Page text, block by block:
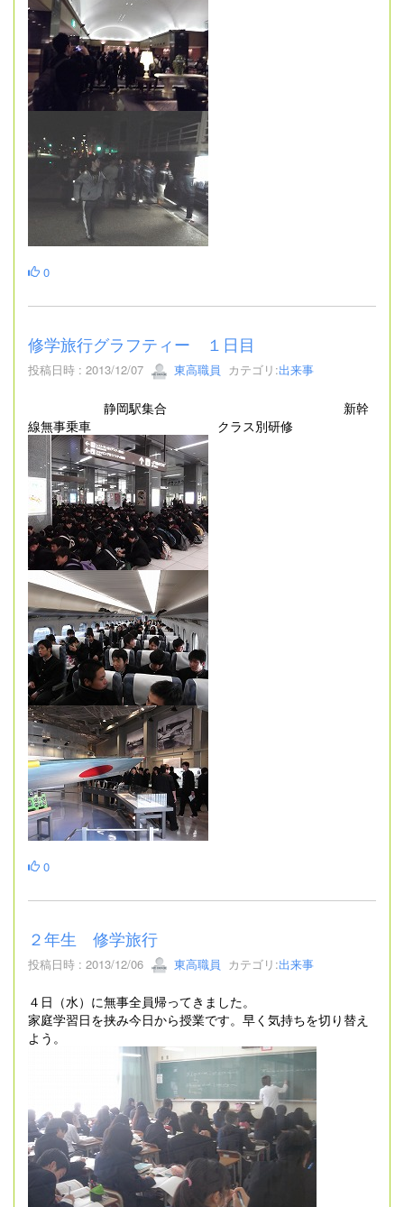
0
修学旅行グラフティー １日目
投稿日時 : 2013/12/07 東高職員 カテゴリ:出来事
静岡駅集合 新幹
線無事乗車 クラス別研修
0
２年生 修学旅行
投稿日時 : 2013/12/06 東高職員 カテゴリ:出来事
４日（水）に無事全員帰ってきました。
家庭学習日を挟み今日から授業です。早く気持ちを切り替え
よう。